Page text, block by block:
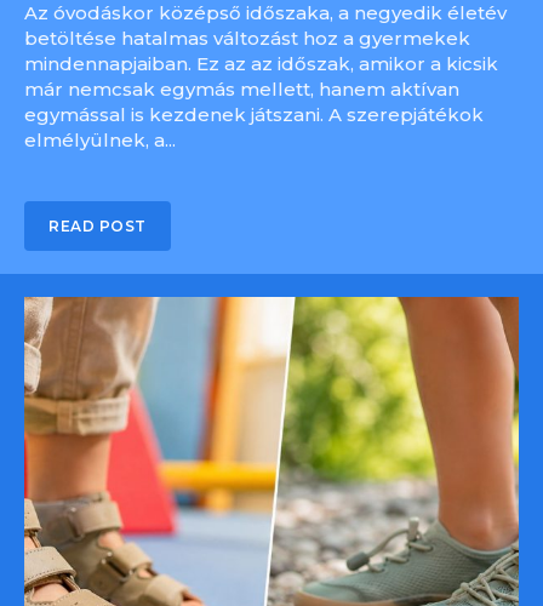
Az óvodáskor középső időszaka, a negyedik életév
betöltése hatalmas változást hoz a gyermekek
mindennapjaiban. Ez az az időszak, amikor a kicsik
már nemcsak egymás mellett, hanem aktívan
egymással is kezdenek játszani. A szerepjátékok
elmélyülnek, a...
READ POST